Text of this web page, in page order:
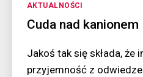
Kategorie
AKTUALNOŚCI
Cuda nad kanionem
Jakoś tak się składa, że
przyjemność z